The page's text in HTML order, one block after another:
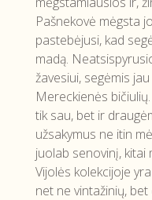
Pašnekovė mėgsta
pastebėjusi, kad
madą.
žavesiui, segėmis
Mereckienės
tik sau, bet ir
užsakymus ne itin
juolab senovinį, kitai
Vijolės kolekcijoje
net ne vintažinių,